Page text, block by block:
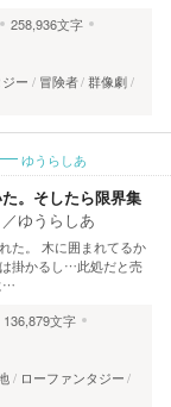
258,936文字
ー 冒険者 群像劇
ゆうらしあ
。そしたら限界集
／ゆうらしあ
た。 木に囲まれてるか
掛かるし…此処だと売
…
136,879文字
ローファンタジー